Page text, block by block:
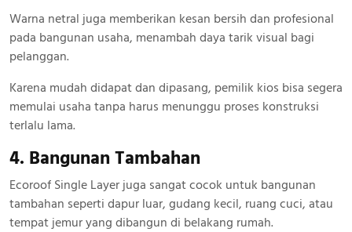
Warna netral juga memberikan kesan bersih dan profesional
pada bangunan usaha, menambah daya tarik visual bagi
pelanggan.
Karena mudah didapat dan dipasang, pemilik kios bisa segera
memulai usaha tanpa harus menunggu proses konstruksi
terlalu lama.
4. Bangunan Tambahan
Ecoroof Single Layer juga sangat cocok untuk bangunan
tambahan seperti dapur luar, gudang kecil, ruang cuci, atau
tempat jemur yang dibangun di belakang rumah.